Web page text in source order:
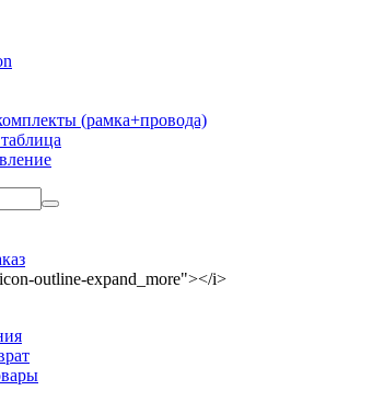
(рамка+провода)
outline-expand_more"></i>